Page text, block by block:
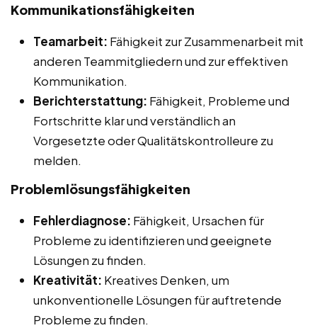
Kommunikationsfähigkeiten
Teamarbeit: Fähigkeit zur Zusammenarbeit mit
anderen Teammitgliedern und zur effektiven
Kommunikation.
Berichterstattung: Fähigkeit, Probleme und
Fortschritte klar und verständlich an
Vorgesetzte oder Qualitätskontrolleure zu
melden.
Problemlösungsfähigkeiten
Fehlerdiagnose: Fähigkeit, Ursachen für
Probleme zu identifizieren und geeignete
Lösungen zu finden.
Kreativität: Kreatives Denken, um
unkonventionelle Lösungen für auftretende
Probleme zu finden.